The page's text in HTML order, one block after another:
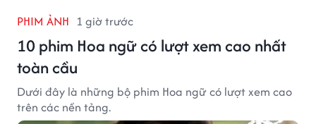
PHIM ẢNH 1 giờ trước
10 phim Hoa ngữ có lượt xem cao nhất
toàn cầu
Dưới đây là những bộ phim Hoa ngữ có lượt xem cao
trên các nền tảng.